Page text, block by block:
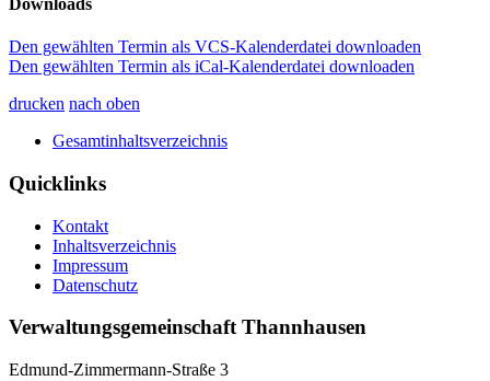
Downloads
Den gewählten Termin als VCS-Kalenderdatei downloaden
Den gewählten Termin als iCal-Kalenderdatei downloaden
drucken nach oben
Gesamtinhaltsverzeichnis
Quicklinks
Kontakt
Inhaltsverzeichnis
Impressum
Datenschutz
Verwaltungsgemeinschaft Thannhausen
Edmund-Zimmermann-Straße 3